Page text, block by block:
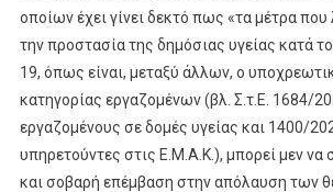
οποίων έχει γίνει δεκτό πως «τα μέτρα που
την προστασία της δημόσιας υγείας κατά
19, όπως είναι, μεταξύ άλλων, ο
κατηγορίας εργαζομένων (βλ. Σ.τ.Ε. 1684/
εργαζομένους σε δομές υγείας και 1400/
υπηρετούντες στις Ε.Μ.Α.Κ.), μπορεί μεν να
και σοβαρή επέμβαση στην απόλαυση των